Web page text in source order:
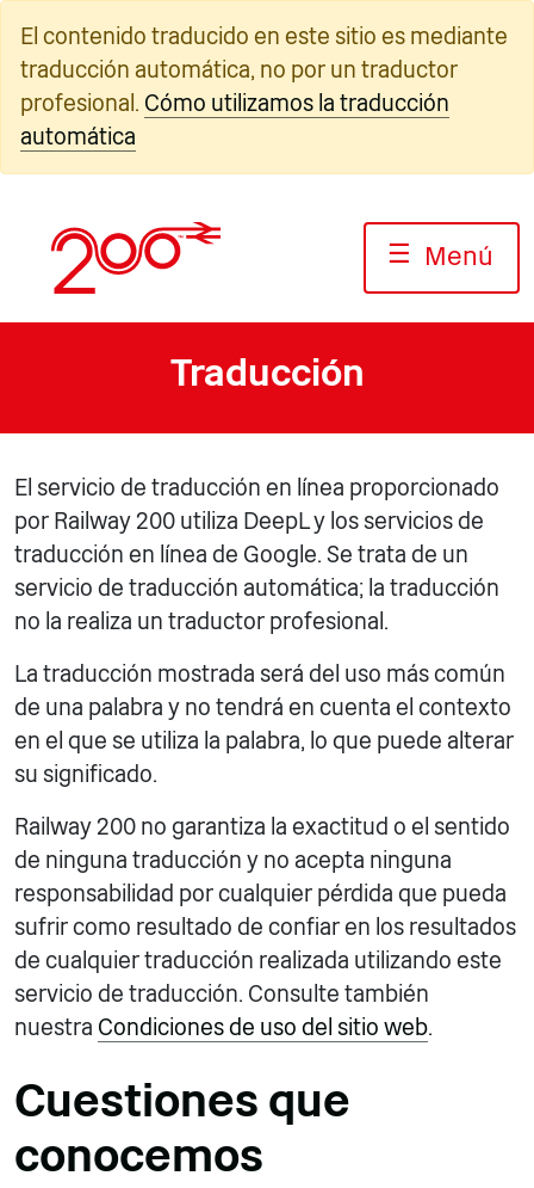
contenido
El contenido traducido en este sitio es mediante
traducción automática, no por un traductor
profesional. Cómo utilizamos la traducción
automática
☰ Menú
Traducción
El servicio de traducción en línea proporcionado
por Railway 200 utiliza DeepL y los servicios de
traducción en línea de Google. Se trata de un
servicio de traducción automática; la traducción
no la realiza un traductor profesional.
La traducción mostrada será del uso más común
de una palabra y no tendrá en cuenta el contexto
en el que se utiliza la palabra, lo que puede alterar
su significado.
Railway 200 no garantiza la exactitud o el sentido
de ninguna traducción y no acepta ninguna
responsabilidad por cualquier pérdida que pueda
sufrir como resultado de confiar en los resultados
de cualquier traducción realizada utilizando este
servicio de traducción. Consulte también
nuestra Condiciones de uso del sitio web.
Cuestiones que
conocemos